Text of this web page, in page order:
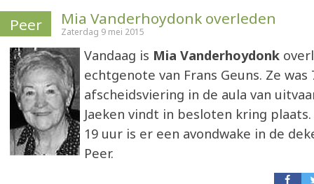
Peer Mia Vanderhoydonk overleden
Zaterdag 9 mei 2015
Vandaag is Mia Vanderhoydonk
echtgenote van Frans Geuns. Ze was
afscheidsviering in de aula van
Jaeken vindt in besloten kring
19 uur is er een avondwake in de
Peer.